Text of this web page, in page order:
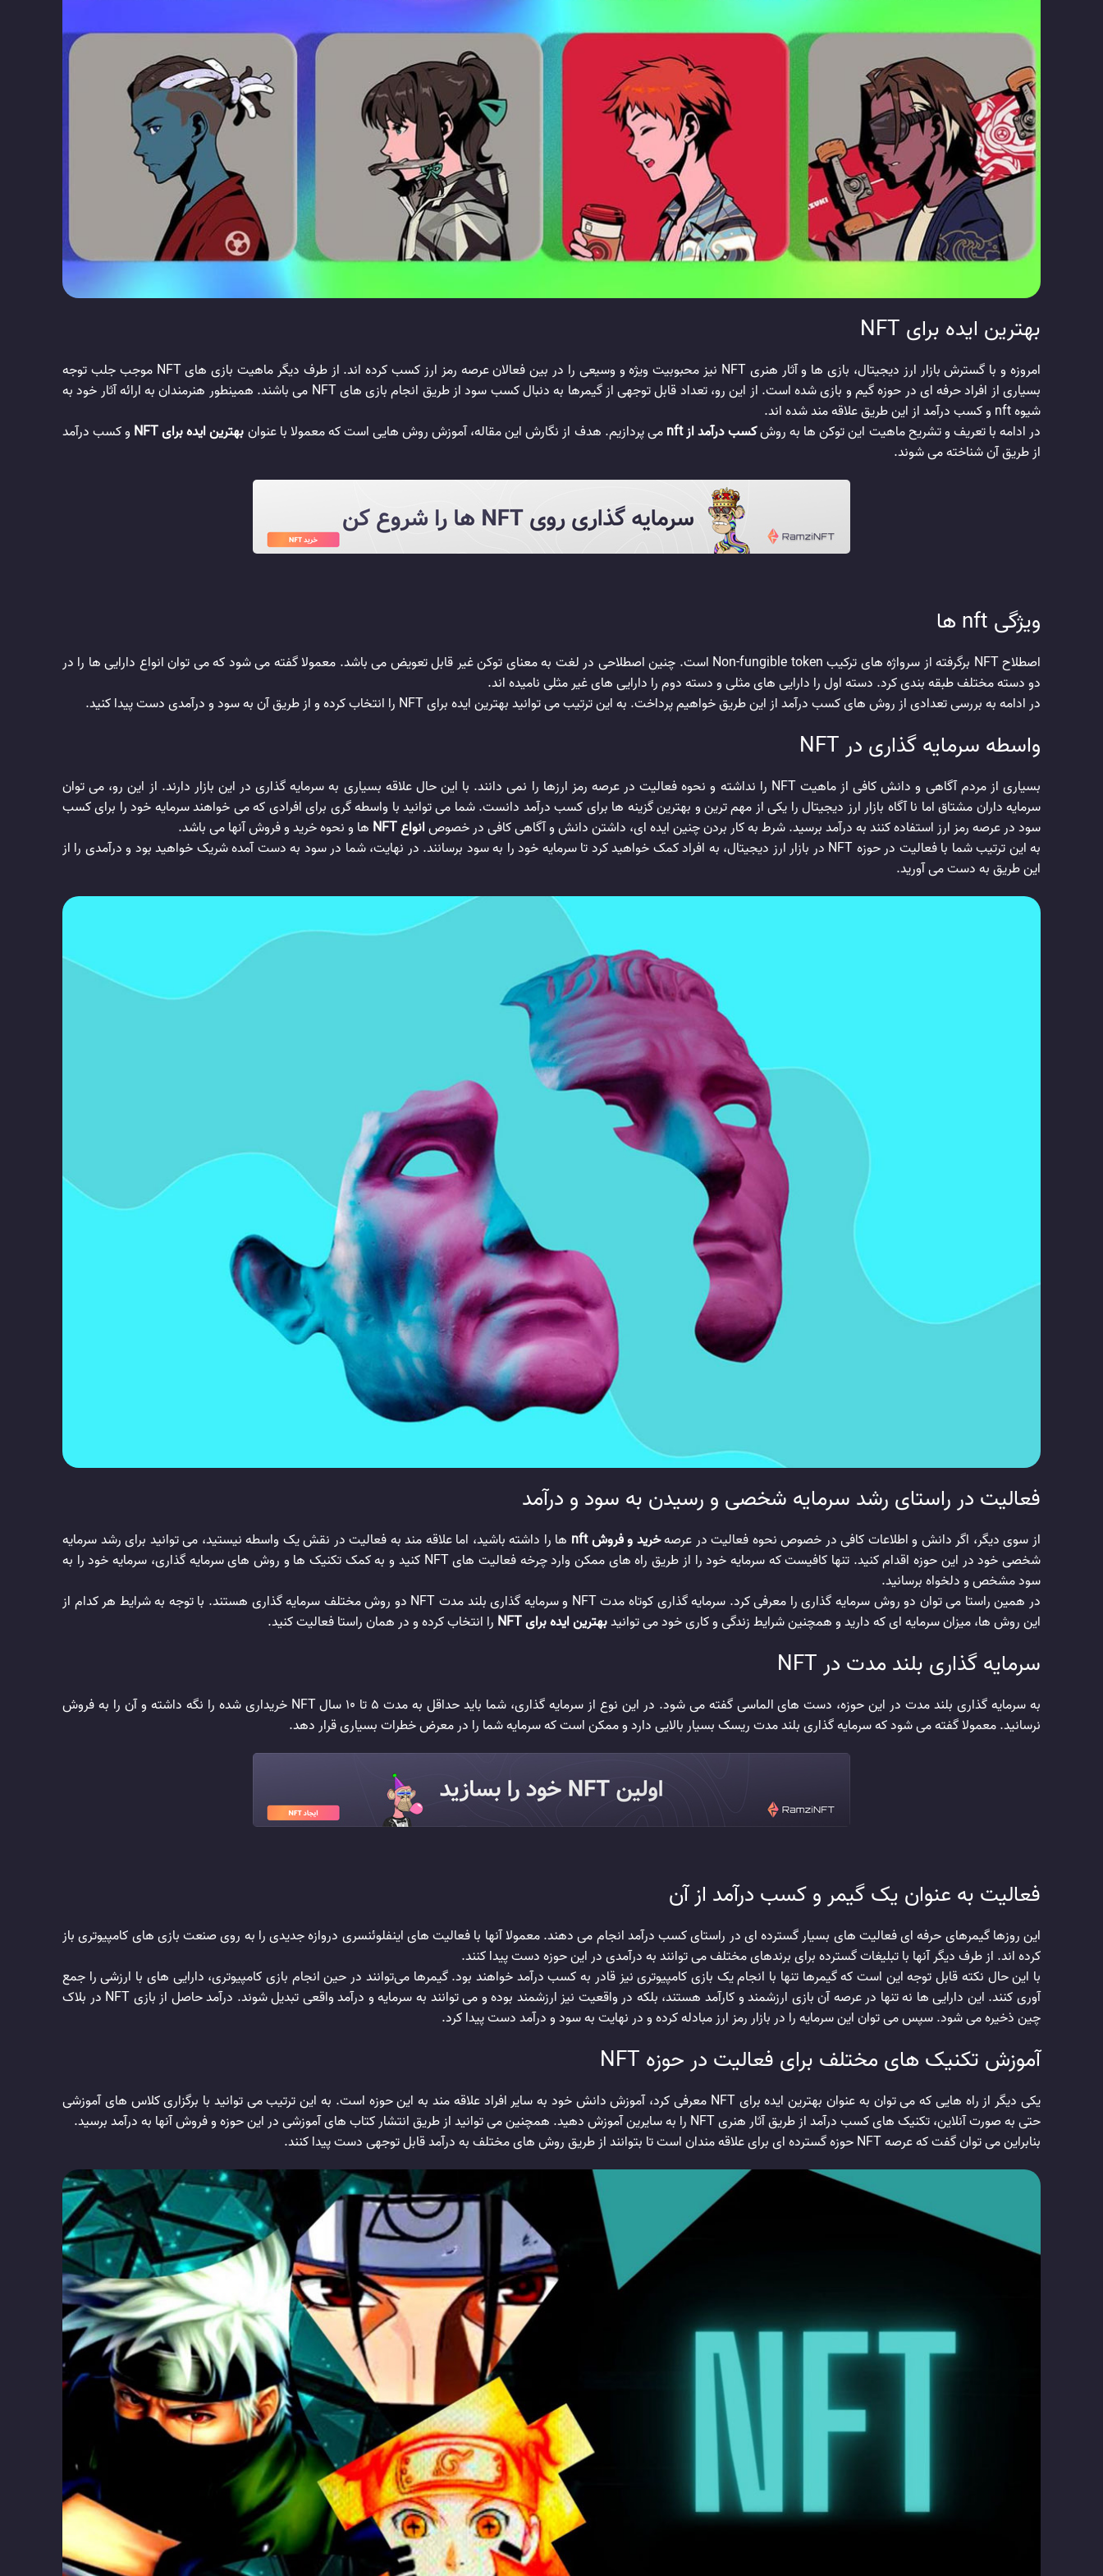
بهترین ایده برای NFT
امروزه و با گسترش بازار ارز دیجیتال، بازی ها و آثار هنری NFT نیز محبوبیت ویژه و وسیعی را در بین فعالان عرصه رمز ارز کسب کرده اند. از طرف دیگر ماهیت بازی های NFT موجب جلب توجه
بسیاری از افراد حرفه ای در حوزه گیم و بازی شده است. از این رو، تعداد قابل توجهی از گیمرها به دنبال کسب سود از طریق انجام بازی های NFT می باشند. همینطور هنرمندان به ارائه آثار خود به
شیوه nft و کسب درآمد از این طریق علاقه مند شده اند.
در ادامه با تعریف و تشریح ماهیت این توکن ها به روشکسب درآمد از nft می پردازیم. هدف از نگارش این مقاله، آموزش روش هایی است که معمولا با عنوانبهترین ایده برای NFT
و کسب درآمد
از طریق آن شناخته می شوند.
ویژگی nft ها
اصطلاح NFT برگرفته از سرواژه های ترکیب Non-fungible token است. چنین اصطلاحی در لغت به معنای توکن غیر قابل تعویض می باشد. معمولا گفته می شود که می توان انواع دارایی ها را در
دو دسته مختلف طبقه بندی کرد. دسته اول را دارایی های مثلی و دسته دوم را دارایی های غیر مثلی نامیده اند.
در ادامه به بررسی تعدادی از روش های کسب درآمد از این طریق خواهیم پرداخت. به این ترتیب می توانید بهترین ایده برای NFT را انتخاب کرده و از طریق آن به سود و درآمدی دست پیدا کنید.
واسطه سرمایه گذاری در NFT
بسیاری از مردم آگاهی و دانش کافی از ماهیت NFT را نداشته و نحوه فعالیت در عرصه رمز ارزها را نمی دانند. با این حال علاقه بسیاری به سرمایه گذاری در این بازار دارند. از این رو، می توان
سرمایه داران مشتاق اما نا آگاه بازار ارز دیجیتال را یکی از مهم ترین و بهترین گزینه ها برای کسب درآمد دانست. شما می توانید با واسطه گری برای افرادی که می خواهند سرمایه خود را برای کسب
سود در عرصه رمز ارز استفاده کنند به درآمد برسید. شرط به کار بردن چنین ایده ای، داشتن دانش و آگاهی کافی در خصوصانواع NFT
ها و نحوه خرید و فروش آنها می باشد.
به این ترتیب شما با فعالیت در حوزه NFT در بازار ارز دیجیتال، به افراد کمک خواهید کرد تا سرمایه خود را به سود برسانند. در نهایت، شما در سود به دست آمده شریک خواهید بود و درآمدی را از
این طریق به دست می آورید.
فعالیت در راستای رشد سرمایه شخصی و رسیدن به سود و درآمد
از سوی دیگر، اگر دانش و اطلاعات کافی در خصوص نحوه فعالیت در عرصهخرید و فروش nft
ها را داشته باشید، اما علاقه مند به فعالیت در نقش یک واسطه نیستید، می توانید برای رشد سرمایه
شخصی خود در این حوزه اقدام کنید. تنها کافیست که سرمایه خود را از طریق راه های ممکن وارد چرخه فعالیت های NFT کنید و به کمک تکنیک ها و روش های سرمایه گذاری، سرمایه خود را به
سود مشخص و دلخواه برسانید.
در همین راستا می توان دو روش سرمایه گذاری را معرفی کرد. سرمایه گذاری کوتاه مدت NFT و سرمایه گذاری بلند مدت NFT دو روش مختلف سرمایه گذاری هستند. با توجه به شرایط هر کدام از
این روش ها، میزان سرمایه ای که دارید و همچنین شرایط زندگی و کاری خود می توانیدبهترین ایده برای NFT را انتخاب کرده و در همان راستا فعالیت کنید.
سرمایه گذاری بلند مدت در NFT
به سرمایه گذاری بلند مدت در این حوزه، دست های الماسی گفته می شود. در این نوع از سرمایه گذاری، شما باید حداقل به مدت 5 تا 10 سال NFT خریداری شده را نگه داشته و آن را به فروش
نرسانید. معمولا گفته می شود که سرمایه گذاری بلند مدت ریسک بسیار بالایی دارد و ممکن است که سرمایه شما را در معرض خطرات بسیاری قرار دهد.
فعالیت به عنوان یک گیمر و کسب درآمد از آن
این روزها گیمرهای حرفه ای فعالیت های بسیار گسترده ای در راستای کسب درآمد انجام می دهند. معمولا آنها با فعالیت های اینفلوئنسری دروازه جدیدی را به روی صنعت بازی های کامپیوتری باز
کرده اند. از طرف دیگر آنها با تبلیغات گسترده برای برندهای مختلف می توانند به درآمدی در این حوزه دست پیدا کنند.
با این حال نکته قابل توجه این است که گیمرها تنها با انجام یک بازی کامپیوتری نیز قادر به کسب درآمد خواهند بود.‌ گیمرها می‌توانند در حین انجام بازی کامپیوتری، دارایی های با ارزشی را جمع
آوری کنند. این دارایی ها نه تنها در عرصه آن بازی ارزشمند و کارآمد هستند، بلکه در واقعیت نیز ارزشمند بوده و می توانند به سرمایه و درآمد واقعی تبدیل شوند. درآمد حاصل از بازی NFT در بلاک
چین ذخیره می شود. سپس می توان این سرمایه را در بازار رمز ارز مبادله کرده و در نهایت به سود و درآمد دست پیدا کرد.
آموزش تکنیک های مختلف برای فعالیت در حوزه NFT
یکی دیگر از راه هایی که می توان به عنوان بهترین ایده برای NFT معرفی کرد، آموزش دانش خود به سایر افراد علاقه مند به این حوزه است. به این ترتیب می توانید با برگزاری کلاس های آموزشی
حتی به صورت آنلاین، تکنیک های کسب درآمد از طریق آثار هنری NFT را به سایرین آموزش دهید. همچنین می توانید از طریق انتشار کتاب های آموزشی در این حوزه و فروش آنها به درآمد برسید.
بنابراین می توان گفت که عرصه NFT حوزه گسترده ای برای علاقه مندان است تا بتوانند از طریق روش های مختلف به درآمد قابل توجهی دست پیدا کنند.